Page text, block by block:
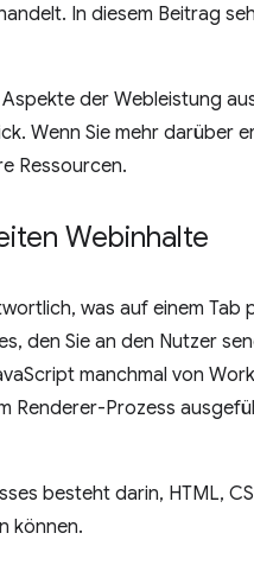
In diesem Beitrag
der Webleistung
Wenn Sie mehr darüber
Ressourcen.
Webinhalte
was auf einem
den Sie an den Nutzer
manchmal von
Renderer-Prozess
besteht darin, HTML,
können.